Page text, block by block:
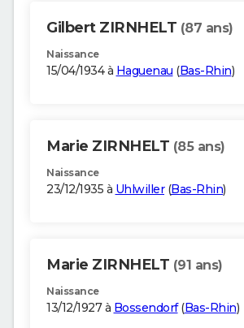
Gilbert ZIRNHELT (87 ans)
Naissance
15/04/1934 à Haguenau (Bas-Rhin)
Marie ZIRNHELT (85 ans)
Naissance
23/12/1935 à Uhlwiller(Bas-Rhin)
Marie ZIRNHELT (91 ans)
Naissance
13/12/1927 à Bossendorf(Bas-Rhin)